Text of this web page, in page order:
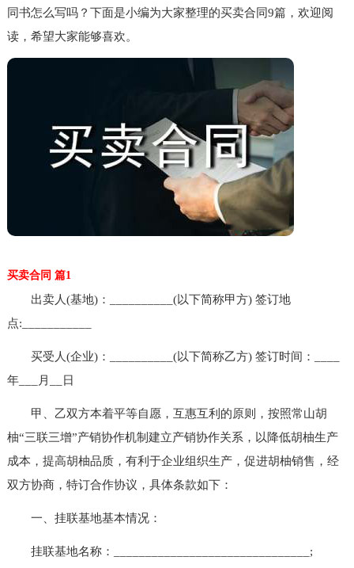
同书怎么写吗？下面是小编为大家整理的买卖合同9篇，欢迎阅
读，希望大家能够喜欢。
买卖合同 篇1
出卖人(基地)：__________(以下简称甲方) 签订地
点:___________
买受人(企业)：__________(以下简称乙方) 签订时间：____
年___月__日
甲、乙双方本着平等自愿，互惠互利的原则，按照常山胡
柚“三联三增”产销协作机制建立产销协作关系，以降低胡柚生产
成本，提高胡柚品质，有利于企业组织生产，促进胡柚销售，经
双方协商，特订合作协议，具体条款如下：
一、挂联基地基本情况：
挂联基地名称：_______________________________;